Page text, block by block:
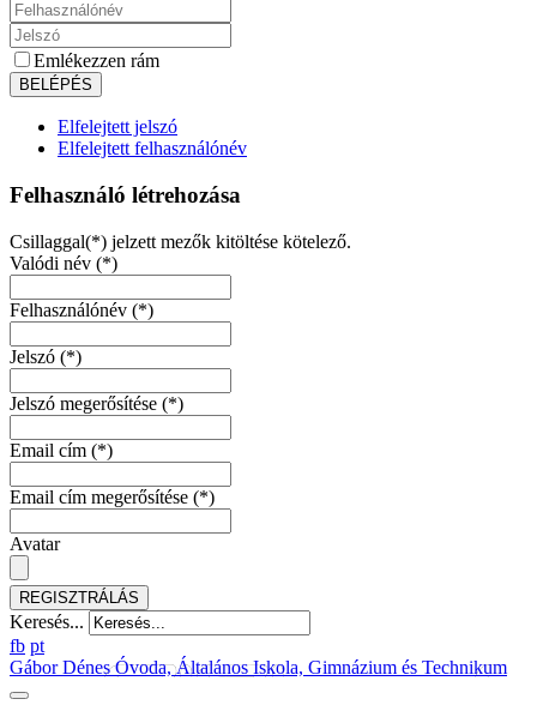
Emlékezzen rám
Elfelejtett jelszó
Elfelejtett felhasználónév
Felhasználó létrehozása
Csillaggal(*) jelzett mezők kitöltése kötelező.
Valódi név (*)
Felhasználónév (*)
Jelszó (*)
Jelszó megerősítése (*)
Email cím (*)
Email cím megerősítése (*)
Avatar
REGISZTRÁLÁS
Keresés...
fb pt
Gábor Dénes Óvoda, Általános Iskola, Gimnázium és Technikum